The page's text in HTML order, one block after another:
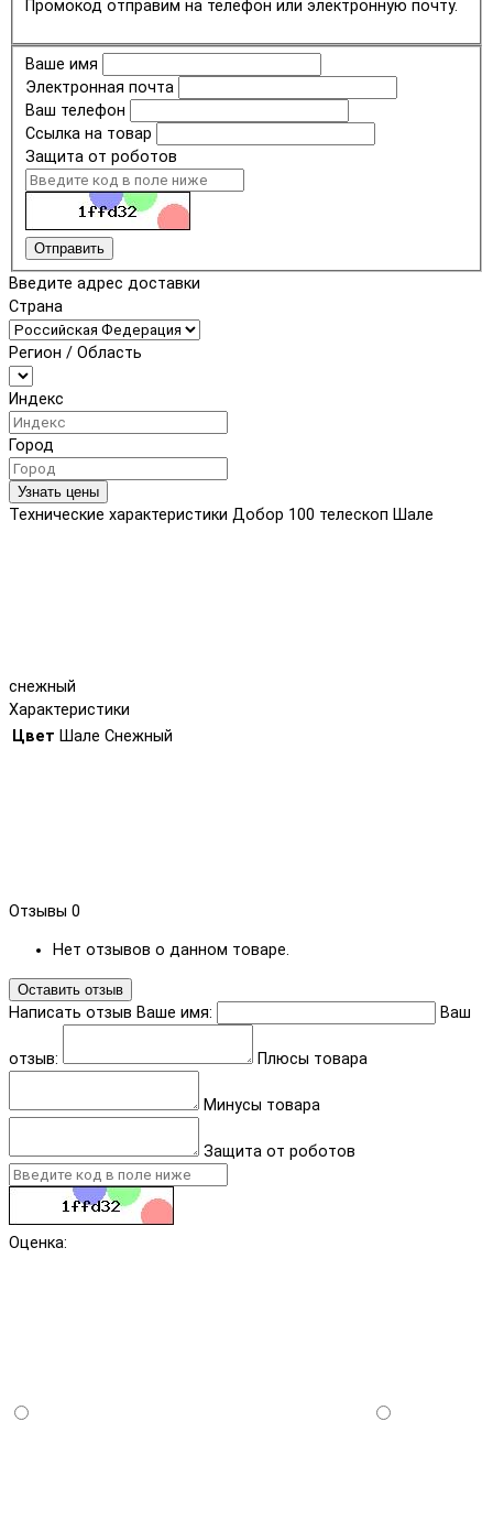
Промокод отправим на телефон или электронную почту.
Ваше имя
Электронная почта
Ваш телефон
Ссылка на товар
Защита от роботов
Отправить
Введите адрес доставки
Страна
Регион / Область
Индекс
Город
Узнать цены
Технические характеристики Добор 100 телескоп Шале
снежный
Характеристики
Цвет Шале Снежный
Отзывы 0
Нет отзывов о данном товаре.
Оставить отзыв
Написать отзыв Ваше имя: Ваш
отзыв: Плюсы товара
Минусы товара
Защита от роботов
Оценка: